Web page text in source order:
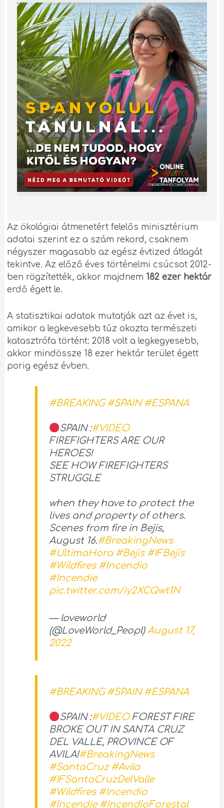
Az ökológiai átmenetért felelős minisztérium
adatai szerint ez a szám rekord, csaknem
négyszer magasabb az egész évtized átlagát
tekintve. Az előző éves történelmi csúcsot 2012-
ben rögzítették, akkor majdnem 182 ezer hektár
erdő égett le.
A statisztikai adatok mutatják azt az évet is,
amikor a legkevesebb tűz okozta természeti
katasztrófa történt: 2018 volt a legkegyesebb,
akkor mindössze 18 ezer hektár terület égett
porig egész évben.
#BREAKING #SPAIN #ESPANA
SPAIN :#VIDEO
FIREFIGHTERS ARE OUR
HEROES!
SEE HOW FIREFIGHTERS
STRUGGLE
when they have to protect the
lives and property of others.
Scenes from fire in Bejis,
August 16.#BreakingNews
#UltimaHora #Bejis #IFBejís
#Wildfires #Incendio
#Incendie
pic.twitter.com/iy2XCQwt1N
— loveworld
(@LoveWorld_Peopl) August 17,
2022
#BREAKING #SPAIN #ESPANA
SPAIN :#VIDEOFOREST FIRE
BROKE OUT IN SANTA CRUZ
DEL VALLE, PROVINCE OF
AVILA!#BreakingNews
#SantaCruz #Avila
#IFSantaCruzDelValle
#Wildfires #Incendio
#Incendie #IncendioForestal